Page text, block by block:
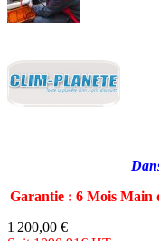
Garantie : 6 Mois Main
1 200,00 €